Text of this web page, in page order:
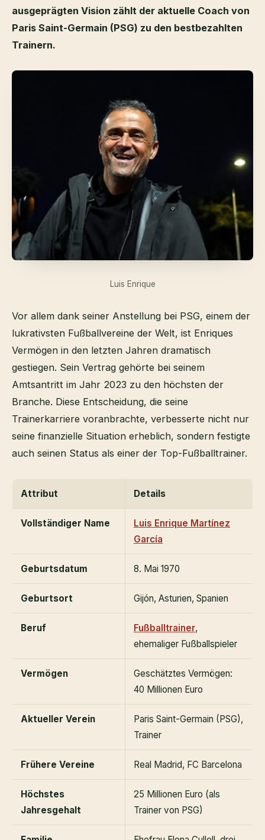
ausgeprägten Vision zählt der aktuelle Coach von
Paris Saint-Germain (PSG) zu den bestbezahlten
Trainern.
Luis Enrique
Vor allem dank seiner Anstellung bei PSG, einem der
lukrativsten Fußballvereine der Welt, ist Enriques
Vermögen in den letzten Jahren dramatisch
gestiegen. Sein Vertrag gehörte bei seinem
Amtsantritt im Jahr 2023 zu den höchsten der
Branche. Diese Entscheidung, die seine
Trainerkarriere voranbrachte, verbesserte nicht nur
seine finanzielle Situation erheblich, sondern festigte
auch seinen Status als einer der Top-Fußballtrainer.
Attribut Details
Vollständiger Name
Luis Enrique Martínez
García
Geburtsdatum 8. Mai 1970
Geburtsort Gijón, Asturien, Spanien
Beruf Fußballtrainer,
ehemaliger Fußballspieler
Vermögen
Geschätztes Vermögen:
40 Millionen Euro
Aktueller Verein
Paris Saint-Germain (PSG),
Trainer
Frühere Vereine Real Madrid, FC Barcelona
Höchstes
Jahresgehalt
25 Millionen Euro (als
Trainer von PSG)